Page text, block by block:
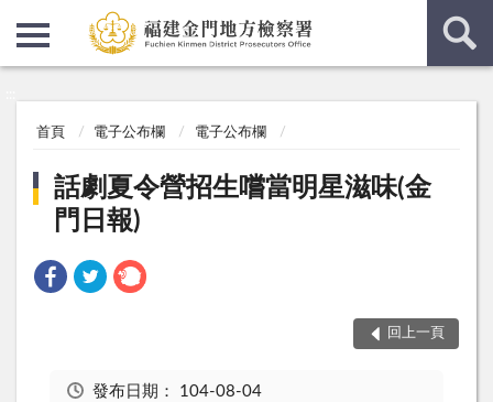
首頁 電子公布欄 電子公布欄
話劇夏令營招生嚐當明星滋味(金
門日報)
回上一頁
發布日期： 104-08-04